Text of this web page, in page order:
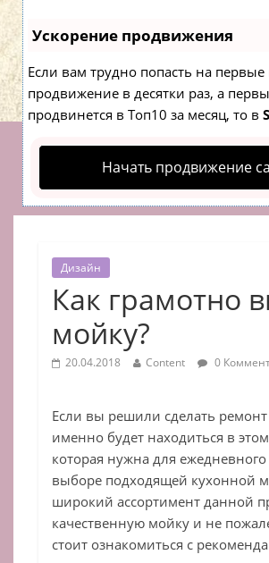
Ускорение продвижения
Если вам трудно попасть на
продвижение в десятки раз, а
продвинется в Топ10 за месяц, то в
Начать продвижение
Дизайн
Как грамотно
мойку?
20.04.2018 Content 0
Если вы решили сделать
именно будет находиться в
которая нужна для
выборе подходящей кухонной
широкий ассортимент данной
качественную мойку и не
стоит ознакомиться с